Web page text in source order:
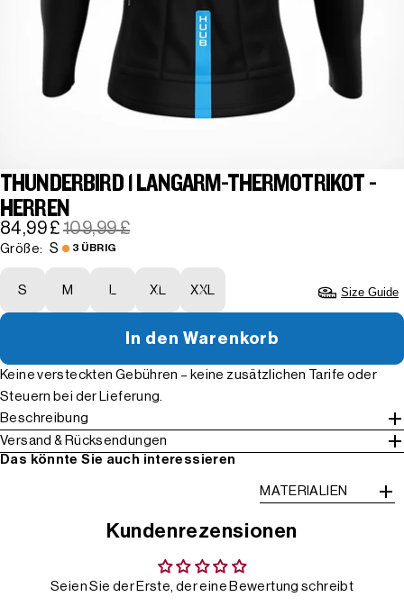
THUNDERBIRD 1 LANGARM-THERMOTRIKOT -
HERREN
84,99 £ 109,99 £
Größe: S 3 ÜBRIG
S M L XL XXL Size Guide
In den Warenkorb
Keine versteckten Gebühren – keine zusätzlichen Tarife oder
Steuern bei der Lieferung.
Beschreibung
Versand & Rücksendungen
Das könnte Sie auch interessieren
MATERIALIEN
Kundenrezensionen
Seien Sie der Erste, der eine Bewertung schreibt